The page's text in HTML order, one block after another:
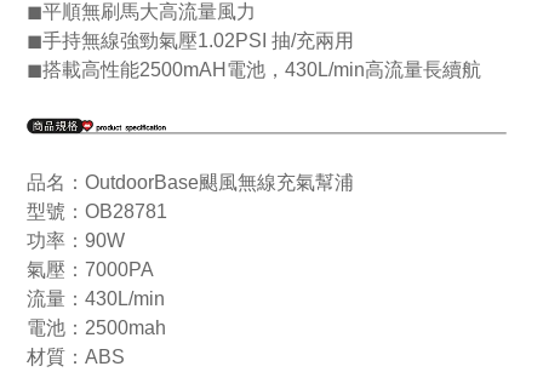
◼平順無刷馬大高流量風力
◼手持無線強勁氣壓1.02PSI 抽/充兩用
◼搭載高性能2500mAH電池，430L/min高流量長續航
品名：OutdoorBase颶風無線充氣幫浦
型號：OB28781
功率：90W
氣壓：7000PA
流量：430L/min
電池：2500mah
材質：ABS